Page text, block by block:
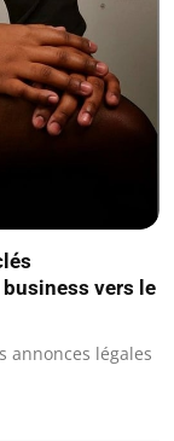
vers le
annonces légales